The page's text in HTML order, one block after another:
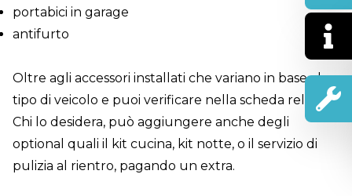
portabici in garage
antifurto
Oltre agli accessori installati che variano in base al
tipo di veicolo e puoi verificare nella scheda relativa.
Chi lo desidera, può aggiungere anche degli
optional quali il kit cucina, kit notte, o il servizio di
pulizia al rientro, pagando un extra.